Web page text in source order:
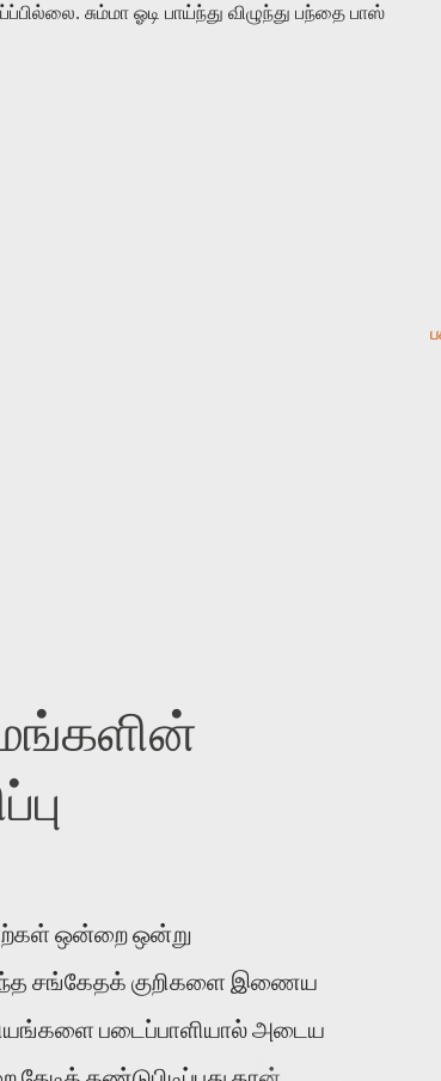
சும்மா ஓடி பாய்ந்து விழுந்து பந்தை பாஸ்
ஒன்றை ஒன்று
இந்த சங்கேதக் குறிகளை இணைய
படைப்பாளியால் அடைய